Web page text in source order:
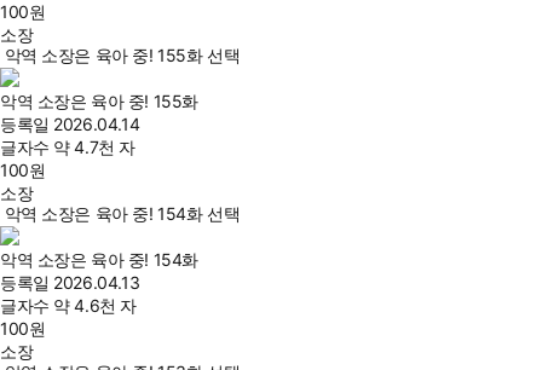
100원
소장
악역 소장은 육아 중! 155화 선택
악역 소장은 육아 중! 155화
등록일 2026.04.14
글자수 약 4.7천 자
100원
소장
악역 소장은 육아 중! 154화 선택
악역 소장은 육아 중! 154화
등록일 2026.04.13
글자수 약 4.6천 자
100원
소장